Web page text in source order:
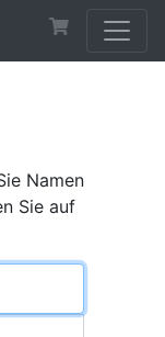
Namen
Sie auf